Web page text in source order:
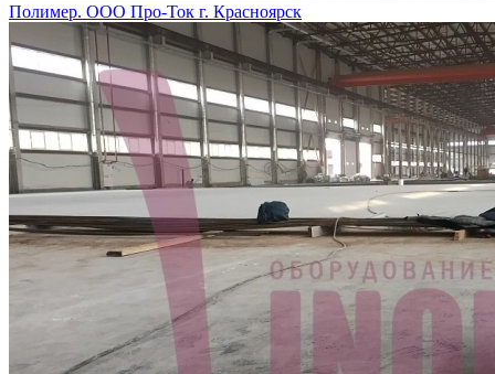
Полимер. ООО Про-Ток г. Красноярск